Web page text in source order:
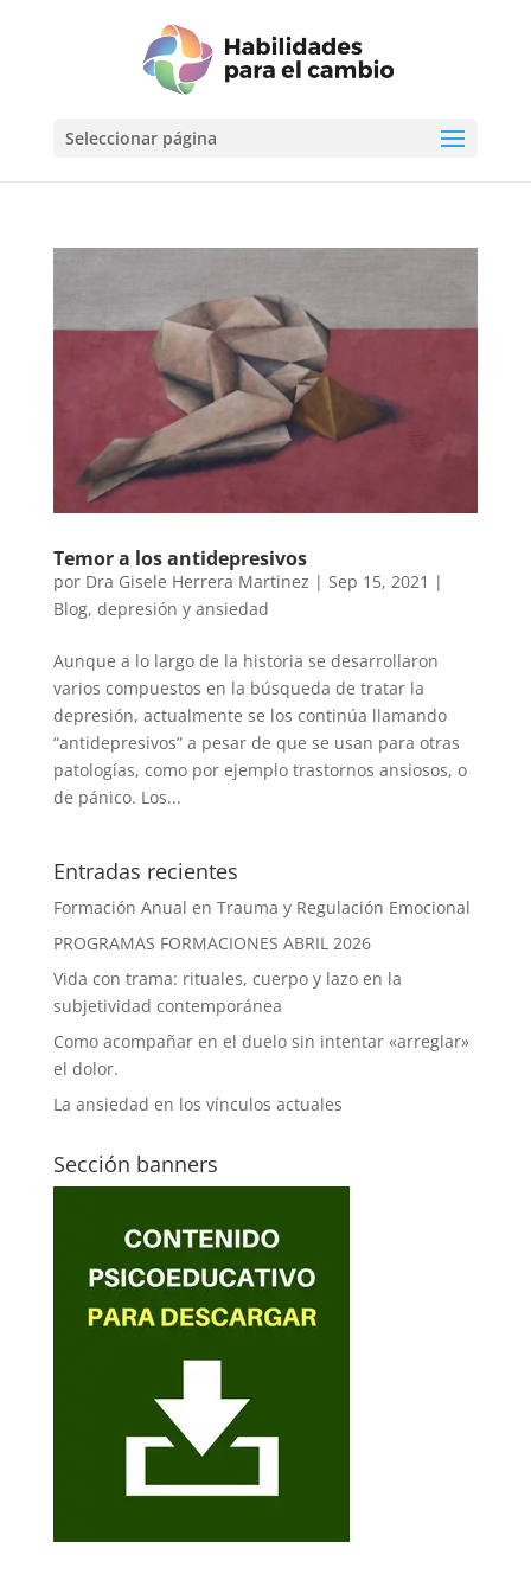
Seleccionar página
Temor a los antidepresivos
por Dra Gisele Herrera Martinez | Sep 15, 2021 |
Blog, depresión y ansiedad
Aunque a lo largo de la historia se desarrollaron
varios compuestos en la búsqueda de tratar la
depresión, actualmente se los continúa llamando
“antidepresivos” a pesar de que se usan para otras
patologías, como por ejemplo trastornos ansiosos, o
de pánico. Los...
Entradas recientes
Formación Anual en Trauma y Regulación Emocional
PROGRAMAS FORMACIONES ABRIL 2026
Vida con trama: rituales, cuerpo y lazo en la
subjetividad contemporánea
Como acompañar en el duelo sin intentar «arreglar»
el dolor.
La ansiedad en los vínculos actuales
Sección banners